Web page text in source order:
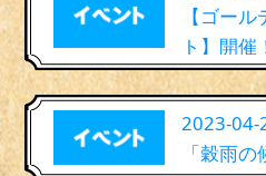
【ゴー
ト】開催
2023-04-
「穀雨